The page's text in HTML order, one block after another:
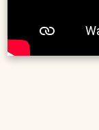
GEWINNSPIEL:
verlosen wir